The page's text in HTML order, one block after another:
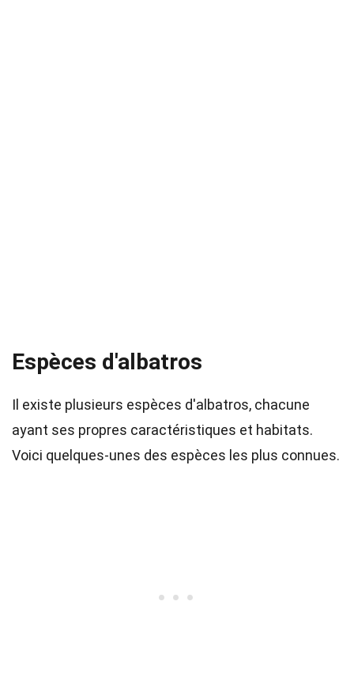
Espèces d'albatros
Il existe plusieurs espèces d'albatros, chacune
ayant ses propres caractéristiques et habitats.
Voici quelques-unes des espèces les plus connues.